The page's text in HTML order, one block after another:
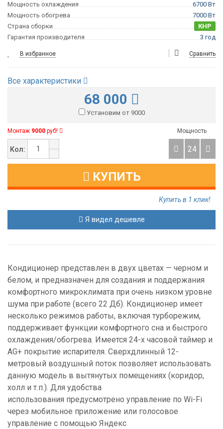
Мощность охлаждения
6700 Вт
Мощность обогрева
7000 Вт
Страна сборки
КНР
Гарантия производителя
3 год
В избранное Сравнить
Все характеристики
68 000
Установим от 9000
Монтаж 9000 руб!
Кол:
Мощность
24
КУПИТЬ
Купить в 1 клик!
Я видел дешевле
Кондиционер представлен в двух цветах — черном и
белом, и предназначен для создания и поддержания
комфортного микроклимата при очень низком уровне
шума при работе (всего 22 Дб). Кондиционер имеет
несколько режимов работы, включая турборежим,
поддерживает функции комфортного сна и быстрого
охлаждения/обогрева. Имеется 24-х часовой таймер и
AG+ покрытие испарителя. Сверхдлинный 12-
метровый воздушный поток позволяет использовать
данную модель в вытянутых помещениях (коридор,
холл и т.п.). Для удобства
использования предусмотрено управление по Wi-Fi
через мобильное приложение или голосовое
управление с помощью Яндекс